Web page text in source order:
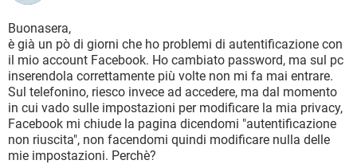
TIKTOK
HARDWARE
TIKTOK FACEBOOK
HARDWARE
INTRATTENIMENTO
iOS
INSTAGRAM WHATSAPP
TIKTOK FACEBOOK
HARDWARE
INTRATTENIMENTO ANDROID
iOS WINDOWS 10
INSTAGRAM WHATSAPP
TIKTOK FACEBOOK
HARDWARE
Buonasera,
è già un pò di giorni che ho problemi di autentificazione con
il mio account Facebook. Ho cambiato password, ma sul pc
inserendola correttamente più volte non mi fa mai entrare.
Sul telefonino, riesco invece ad accedere, ma dal momento
in cui vado sulle impostazioni per modificare la mia privacy,
Facebook mi chiude la pagina dicendomi "autentificazione
non riuscita", non facendomi quindi modificare nulla delle
mie impostazioni. Perchè?